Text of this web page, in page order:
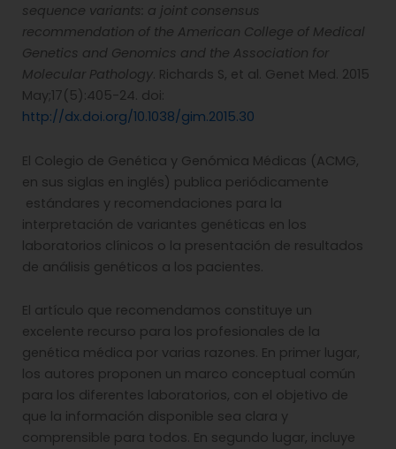
sequence variants: a joint consensus
recommendation of the American College of Medical
Genetics and Genomics and the Association for
Molecular Pathology. Richards S, et al. Genet Med. 2015
May;17(5):405-24. doi:
http://dx.doi.org/10.1038/gim.2015.30
El Colegio de Genética y Genómica Médicas (ACMG,
en sus siglas en inglés) publica periódicamente
estándares y recomendaciones para la
interpretación de variantes genéticas en los
laboratorios clínicos o la presentación de resultados
de análisis genéticos a los pacientes.
El artículo que recomendamos constituye un
excelente recurso para los profesionales de la
genética médica por varias razones. En primer lugar,
los autores proponen un marco conceptual común
para los diferentes laboratorios, con el objetivo de
que la información disponible sea clara y
comprensible para todos. En segundo lugar, incluye